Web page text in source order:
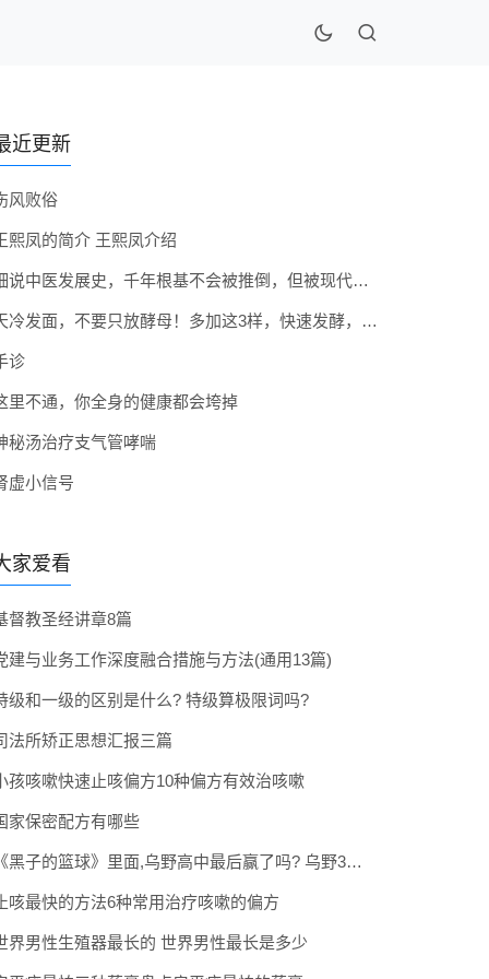
近更新
风败俗
熙凤的简介 王熙凤介绍
细说中医发展史，千年根基不会被推倒，但被现代医疗模式堵住出路
天冷发面，不要只放酵母！多加这3样，快速发酵，蓬松香软弹性十足
诊
里不通，你全身的健康都会垮掉
秘汤治疗支气管哮喘
虚小信号
家爱看
督教圣经讲章8篇
建与业务工作深度融合措施与方法(通用13篇)
级和一级的区别是什么? 特级算极限词吗?
法所矫正思想汇报三篇
孩咳嗽快速止咳偏方10种偏方有效治咳嗽
家保密配方有哪些
《黑子的篮球》里面,乌野高中最后赢了吗? 乌野3年拿到全国冠军了吗
咳最快的方法6种常用治疗咳嗽的偏方
界男性生殖器最长的 世界男性最长是多少